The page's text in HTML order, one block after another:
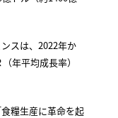
スは、2022年か
年平均成長率）
糧生産に革命を起